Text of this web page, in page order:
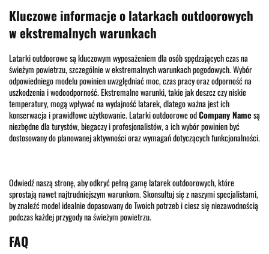
Kluczowe informacje o latarkach outdoorowych
w ekstremalnych warunkach
Latarki outdoorowe są kluczowym wyposażeniem dla osób spędzających czas na
świeżym powietrzu, szczególnie w ekstremalnych warunkach pogodowych. Wybór
odpowiedniego modelu powinien uwzględniać moc, czas pracy oraz odporność na
uszkodzenia i wodoodporność. Ekstremalne warunki, takie jak deszcz czy niskie
temperatury, mogą wpływać na wydajność latarek, dlatego ważna jest ich
konserwacja i prawidłowe użytkowanie. Latarki outdoorowe odCompany Namesą
niezbędne dla turystów, biegaczy i profesjonalistów, a ich wybór powinien być
dostosowany do planowanej aktywności oraz wymagań dotyczących funkcjonalności.
Odwiedź naszą stronę, aby odkryć pełną gamę latarek outdoorowych, które
sprostają nawet najtrudniejszym warunkom. Skonsultuj się z naszymi specjalistami,
by znaleźć model idealnie dopasowany do Twoich potrzeb i ciesz się niezawodnością
podczas każdej przygody na świeżym powietrzu.
FAQ